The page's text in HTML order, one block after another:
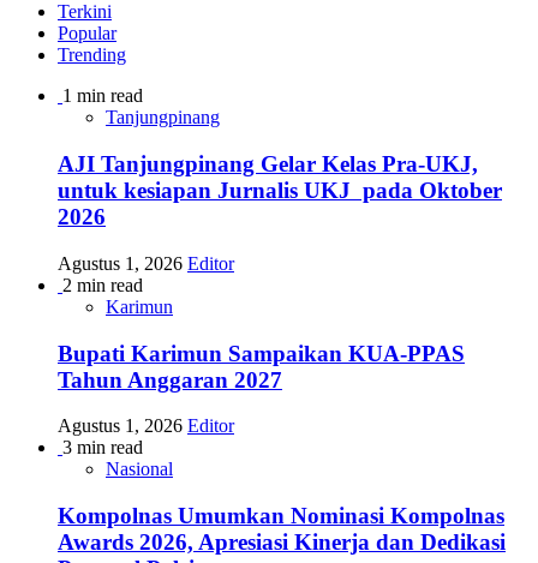
Terkini
Popular
Trending
1 min read
Tanjungpinang
AJI Tanjungpinang Gelar Kelas Pra-UKJ,
untuk kesiapan Jurnalis UKJ pada Oktober
2026
Agustus 1, 2026 Editor
2 min read
Karimun
Bupati Karimun Sampaikan KUA-PPAS
Tahun Anggaran 2027
Agustus 1, 2026 Editor
3 min read
Nasional
Kompolnas Umumkan Nominasi Kompolnas
Awards 2026, Apresiasi Kinerja dan Dedikasi